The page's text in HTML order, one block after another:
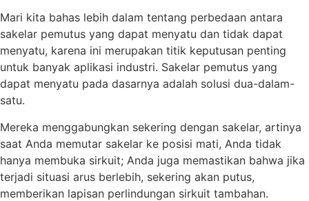
Mari kita bahas lebih dalam tentang perbedaan antara
sakelar pemutus yang dapat menyatu dan tidak dapat
menyatu, karena ini merupakan titik keputusan penting
untuk banyak aplikasi industri. Sakelar pemutus yang
dapat menyatu pada dasarnya adalah solusi dua-dalam-
satu.
Mereka menggabungkan sekering dengan sakelar, artinya
saat Anda memutar sakelar ke posisi mati, Anda tidak
hanya membuka sirkuit; Anda juga memastikan bahwa jika
terjadi situasi arus berlebih, sekering akan putus,
memberikan lapisan perlindungan sirkuit tambahan.